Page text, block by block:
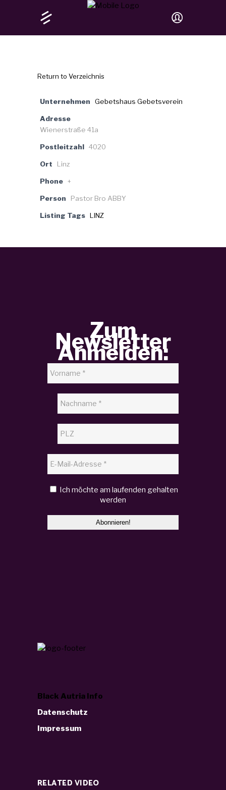
Return to Verzeichnis
Unternehmen Gebetshaus Gebetsverein
Adresse
Wienerstraße 41a
Postleitzahl 4020
Ort Linz
Phone +
Person Pastor Bro ABBY
Listing Tags LINZ
Zum
Newsletter
Anmelden:
Ich möchte am laufenden gehalten
werden
Black Autria Info
Datenschutz
Impressum
RELATED VIDEO